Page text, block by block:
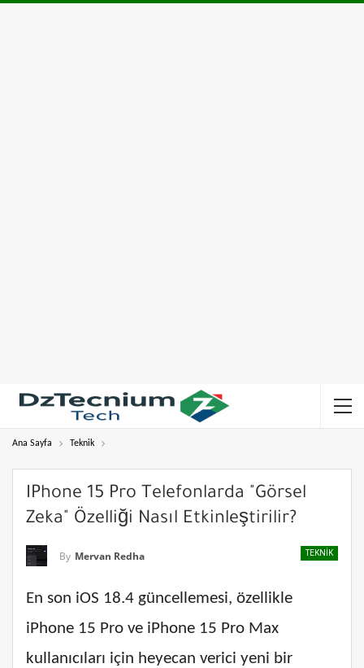
Ana Sayfa Teknik
IPhone 15 Pro Telefonlarda "Görsel
Zeka" Özelliği Nasıl Etkinleştirilir?
TEKNIK
By Mervan Redha
En son iOS 18.4 güncellemesi, özellikle
iPhone 15 Pro ve iPhone 15 Pro Max
kullanıcıları için heyecan verici yeni bir